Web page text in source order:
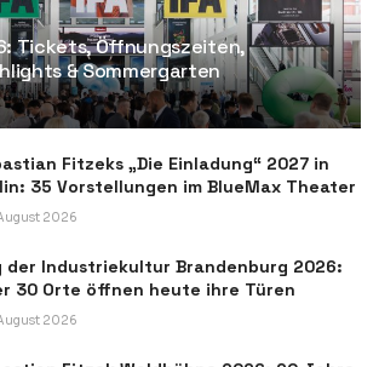
Tickets, Öffnungszeiten,
& Sommergarten
Fitzeks „Die Einladung“ 2027 in
35 Vorstellungen im BlueMax Theater
2026
der Industriekultur Brandenburg 2026:
30 Orte öffnen heute ihre Türen
2026